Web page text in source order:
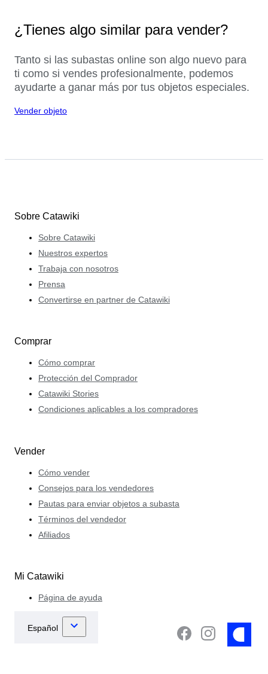
¿Tienes algo similar para vender?
Tanto si las subastas online son algo nuevo para
ti como si vendes profesionalmente, podemos
ayudarte a ganar más por tus objetos especiales.
Vender objeto
Sobre Catawiki
Sobre Catawiki
Nuestros expertos
Trabaja con nosotros
Prensa
Convertirse en partner de Catawiki
Comprar
Cómo comprar
Protección del Comprador
Catawiki Stories
Condiciones aplicables a los compradores
Vender
Cómo vender
Consejos para los vendedores
Pautas para enviar objetos a subasta
Términos del vendedor
Afiliados
Mi Catawiki
Página de ayuda